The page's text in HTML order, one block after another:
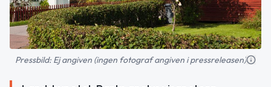
Pressbild: Ej angiven (ingen fotograf angiven i pressreleasen)